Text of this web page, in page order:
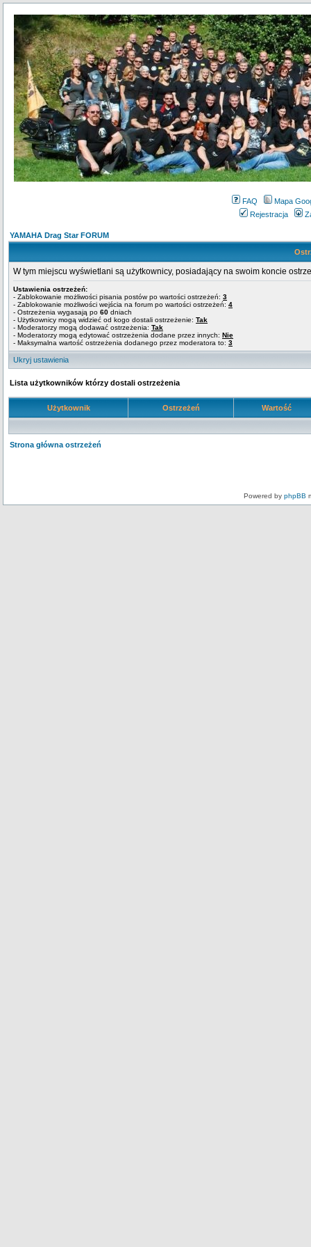
FAQ
Mapa
Rejestracja
YAMAHA Drag Star FORUM
W tym miejscu wyświetlani są użytkownicy, posiadający na swoim koncie
Ustawienia ostrzeżeń:
- Zablokowanie możliwości pisania postów po wartości ostrzeżeń: 3
- Zablokowanie możliwości wejścia na forum po wartości ostrzeżeń: 4
- Ostrzeżenia wygasają po 60 dniach
- Użytkownicy mogą widzieć od kogo dostali ostrzeżenie: Tak
- Moderatorzy mogą dodawać ostrzeżenia: Tak
- Moderatorzy mogą edytować ostrzeżenia dodane przez innych: Nie
- Maksymalna wartość ostrzeżenia dodanego przez moderatora to: 3
Ukryj ustawienia
Lista użytkowników którzy dostali ostrzeżenia
Użytkownik Ostrzeżeń Wartość
Strona główna ostrzeżeń
Powered by phpBB